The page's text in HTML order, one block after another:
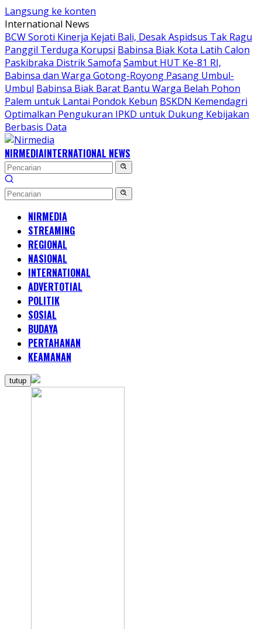
Langsung ke konten
International News
BCW Soroti Kinerja Kejati Bali, Desak Aspidsus Tak Ragu
Panggil Terduga Korupsi Babinsa Biak Kota Latih Calon
Paskibraka Distrik Samofa Sambut HUT Ke-81 RI,
Babinsa dan Warga Gotong-Royong Pasang Umbul-
Umbul Babinsa Biak Barat Bantu Warga Belah Pohon
Palem untuk Lantai Pondok Kebun BSKDN Kemendagri
Optimalkan Pengukuran IPKD untuk Dukung Kebijakan
Berbasis Data
NIRMEDIAINTERNATIONAL NEWS
NIRMEDIA
STREAMING
REGIONAL
NASIONAL
INTERNATIONAL
ADVERTOTIAL
POLITIK
SOSIAL
BUDAYA
PERTAHANAN
KEAMANAN
tutup